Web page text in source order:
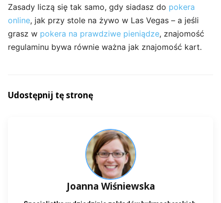
Zasady liczą się tak samo, gdy siadasz do pokera
online, jak przy stole na żywo w Las Vegas – a jeśli
grasz w pokera na prawdziwe pieniądze, znajomość
regulaminu bywa równie ważna jak znajomość kart.
Udostępnij tę stronę
Joanna Wiśniewska